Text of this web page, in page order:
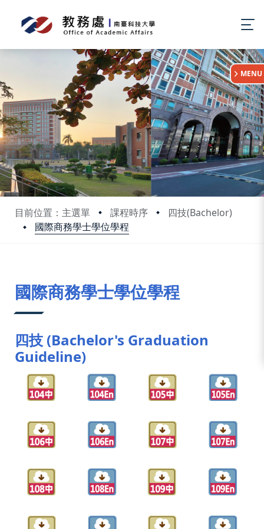
目前位置：主選單 課程時序
四技(Bachelor)
國際商務學士學位學程
:::
MENU
國際商務學士學位學程
四技 (Bachelor's Graduation
Guideline)